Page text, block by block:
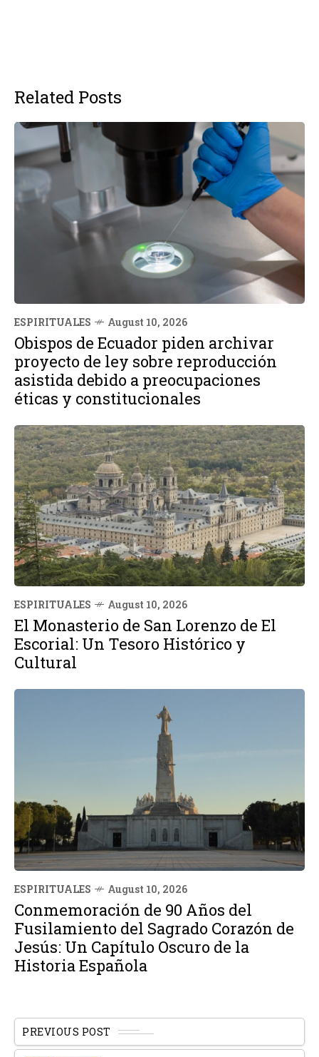
Related Posts
ESPIRITUALES August 10, 2026
Obispos de Ecuador piden archivar
proyecto de ley sobre reproducción
asistida debido a preocupaciones
éticas y constitucionales
ESPIRITUALES August 10, 2026
El Monasterio de San Lorenzo de El
Escorial: Un Tesoro Histórico y
Cultural
ESPIRITUALES August 10, 2026
Conmemoración de 90 Años del
Fusilamiento del Sagrado Corazón de
Jesús: Un Capítulo Oscuro de la
Historia Española
PREVIOUS POST